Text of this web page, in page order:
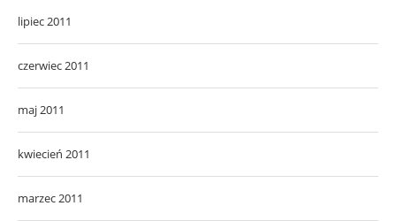
lipiec 2011
czerwiec 2011
maj 2011
kwiecień 2011
marzec 2011